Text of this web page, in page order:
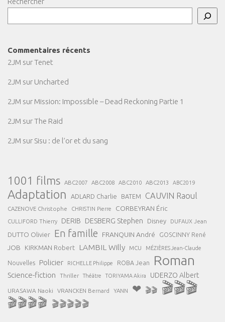
Commentaires récents
2JM surTenet
2JM sur Uncharted
2JM sur Mission: Impossible – Dead Reckoning Partie 1
2JM surThe Raid
2JM sur Sisu : de l’or et du sang
1001 films ABC2007 ABC2008 ABC2010 ABC2013 ABC2019
Adaptation ADLARD Charlie BATEM CAUVIN Raoul
CAZENOVE Christophe CHRISTIN Pierre CORBEYRAN Éric
CULLIFORD Thierry DERIB DESBERG Stephen Disney DUFAUX Jean
DUTTO Olivier En famille FRANQUIN André GOSCINNY René
JOB KIRKMAN Robert LAMBIL Willy MCU MÉZIÈRES Jean-Claude
Nouvelles Policier RICHELLE Philippe ROBA Jean Roman
Science-fiction Thriller Théâtre TORIYAMA Akira UDERZO Albert
URASAWA Naoki VRANCKEN Bernard YANN ❤ 🎬🎬 🎬🎬🎬
🎬🎬🎬🎬 🎬🎬🎬🎬🎬